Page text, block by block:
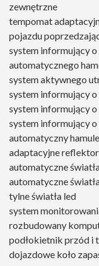
zewnętrzne
tempomat
pojazdu
system informujący
automatycznego
system aktywnego
system informujący
system informujący
system informujący
automatyczny
adaptacyjne
automatyczne
automatyczne
tylne światła led
system
rozbudowany
podłokietnik przód i
dojazdowe koło